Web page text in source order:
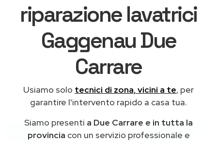
riparazione lavatrici
Gaggenau Due
Carrare
Usiamo solo tecnici di zona, vicini a te, per
garantire l'intervento rapido a casa tua.
Siamo presenti a Due Carrare e in tutta la
provincia con un servizio professionale e